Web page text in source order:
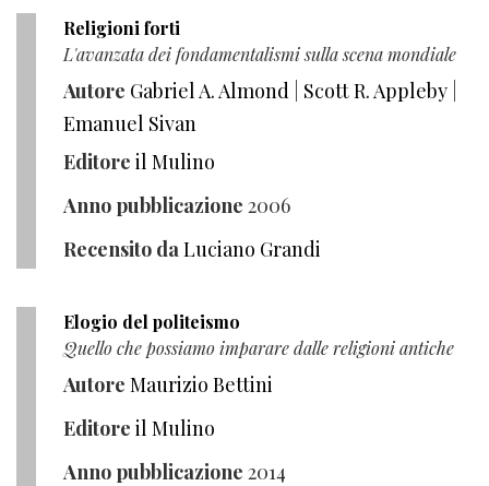
Religioni forti
L'avanzata dei fondamentalismi sulla scena mondiale
Autore Gabriel A. Almond Scott R. Appleby
Emanuel Sivan
Editore il Mulino
Anno pubblicazione 2006
Recensito daLuciano Grandi
Elogio del politeismo
Quello che possiamo imparare dalle religioni antiche
Autore Maurizio Bettini
Editore il Mulino
Anno pubblicazione 2014